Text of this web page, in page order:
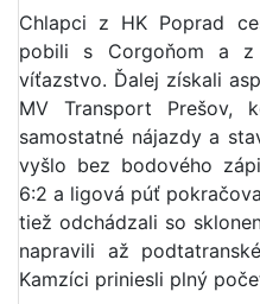
Chlapci z HK Poprad
pobili s Corgoňom a
víťazstvo. Ďalej získali
MV Transport Prešov,
samostatné nájazdy a
vyšlo bez bodového
6:2 a ligová púť
tiež odchádzali so
napravili až
Kamzíci priniesli plný